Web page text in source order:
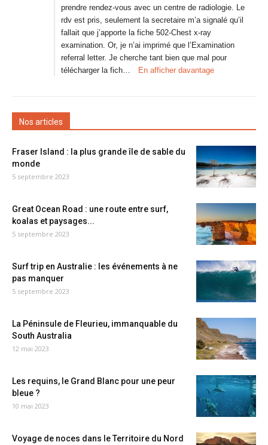
prendre rendez-vous avec un centre de radiologie. Le
rdv est pris, seulement la secretaire m’a signalé qu’il
fallait que j’apporte la fiche 502-Chest x-ray
examination. Or, je n’ai imprimé que l’Examination
referral letter. Je cherche tant bien que mal pour
télécharger la fich…
En afficher davantage
Nos articles
Fraser Island : la plus grande île de sable du
monde
5 septembre 2023
Great Ocean Road : une route entre surf,
koalas et paysages...
5 septembre 2023
Surf trip en Australie : les événements à ne
pas manquer
5 septembre 2023
La Péninsule de Fleurieu, immanquable du
South Australia
12 mai 2023
Les requins, le Grand Blanc pour une peur
bleue ?
10 mai 2023
Voyage de noces dans le Territoire du Nord